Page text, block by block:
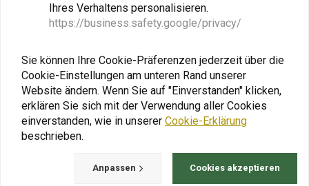
Ihres Verhaltens personalisieren.
https://business.safety.google/privacy/
Sie können Ihre Cookie-Präferenzen jederzeit über die
Cookie-Einstellungen am unteren Rand unserer
Website ändern. Wenn Sie auf "Einverstanden" klicken,
erklären Sie sich mit der Verwendung aller Cookies
einverstanden, wie in unserer Cookie-Erklärung
beschrieben.
Anpassen Cookies akzeptieren